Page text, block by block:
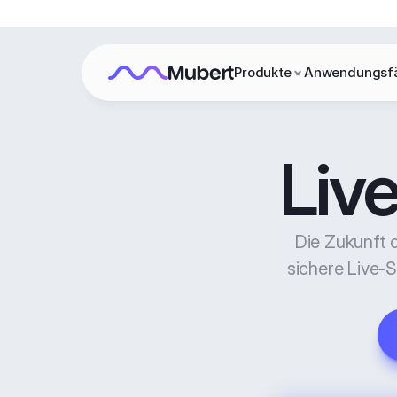
Die Zukunft
sichere Live-
Produkte